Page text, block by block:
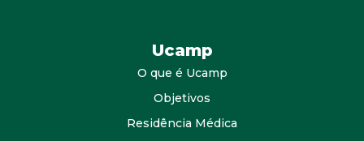
Ucamp
O que é Ucamp
Objetivos
Residência Médica